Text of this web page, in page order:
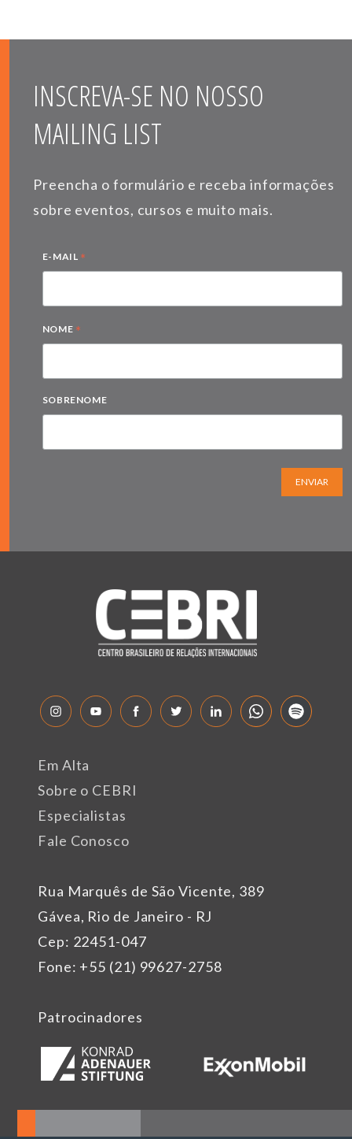
INSCREVA-SE NO NOSSO
MAILING LIST
Preencha o formulário e receba informações
sobre eventos, cursos e muito mais.
E-MAIL *
NOME *
SOBRENOME
ENVIAR
Rua Marquês de São Vicente, 389
Gávea, Rio de Janeiro - RJ
Cep: 22451-047
Fone: +55 (21) 99627-2758
Em Alta
Sobre o CEBRI
Especialistas
Fale Conosco
Patrocinadores